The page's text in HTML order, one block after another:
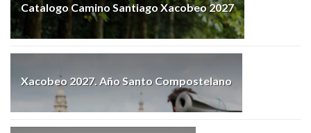
Catalogo Camino Santiago Xacobeo 2027
Xacobeo 2027. Año Santo Compostelano